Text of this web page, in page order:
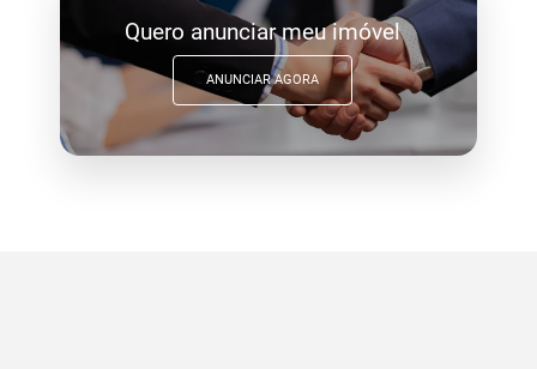
Quero anunciar meu imóvel
ANUNCIAR AGORA